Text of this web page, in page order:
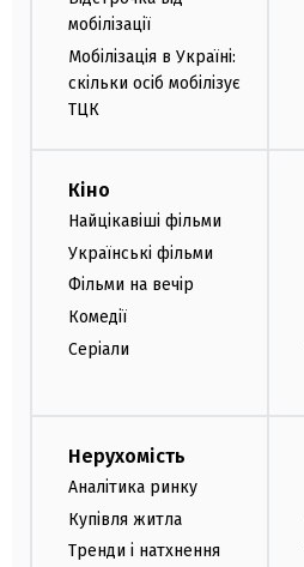
мобілізації
Мобілізація в Україні:
скільки осіб мобілізує
ТЦК
Кіно
Найцікавіші фільми
Українські фільми
Фільми на вечір
Комедії
Серіали
Нерухомість
Аналітика ринку
Купівля житла
Тренди і натхнення